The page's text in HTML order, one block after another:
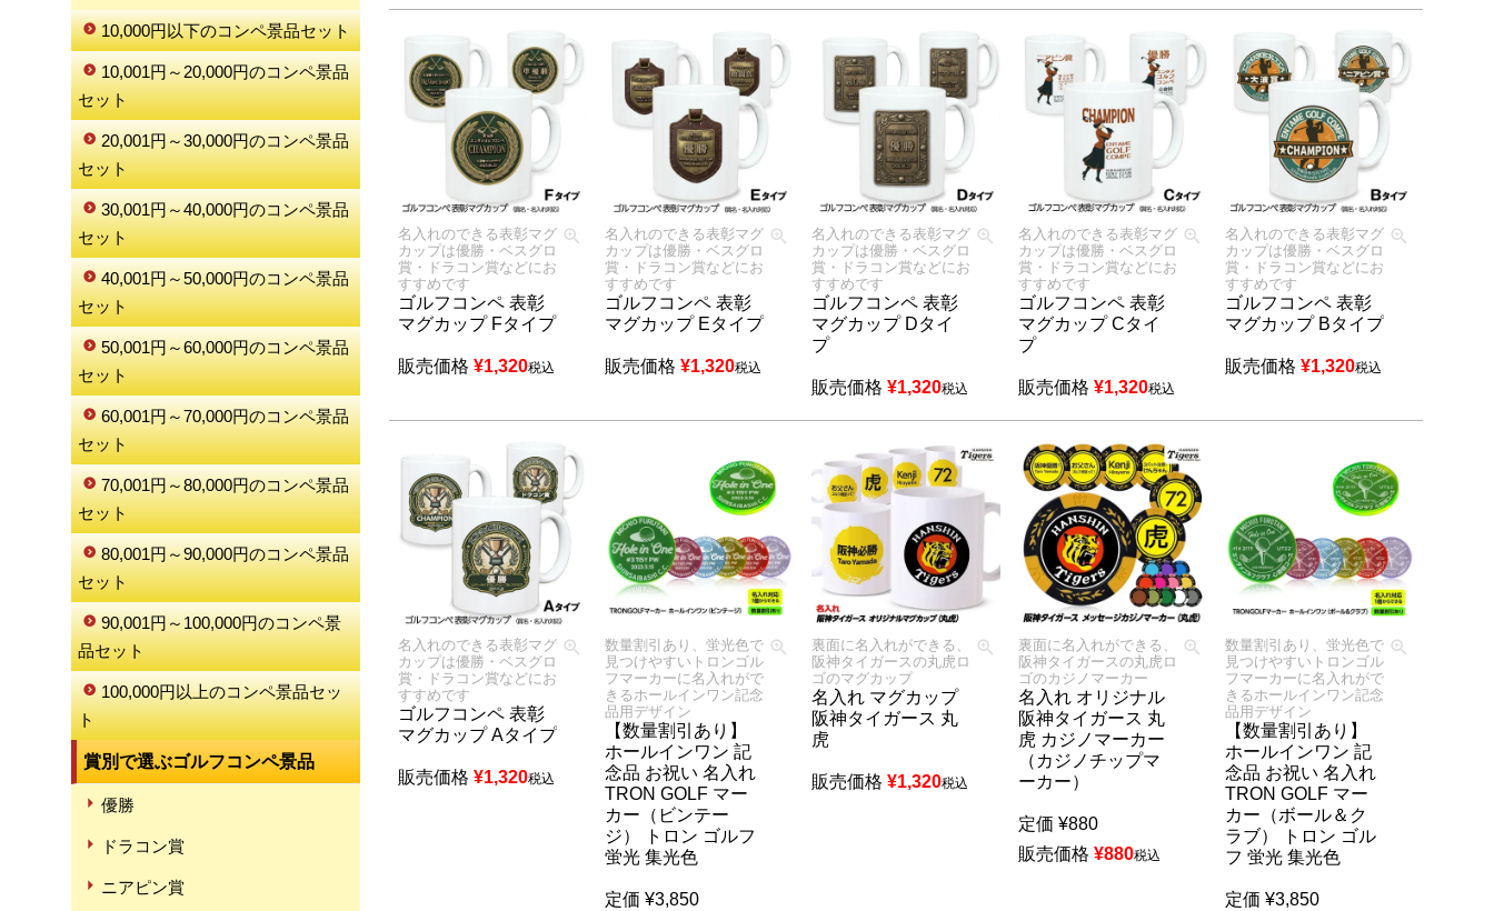
10,000円以下のコンペ景品セット
10,001円～20,000円のコンペ景品
セット
20,001円～30,000円のコンペ景品
セット
30,001円～40,000円のコンペ景品
セット
40,001円～50,000円のコンペ景品
セット
50,001円～60,000円のコンペ景品
セット
60,001円～70,000円のコンペ景品
セット
70,001円～80,000円のコンペ景品
セット
80,001円～90,000円のコンペ景品
セット
90,001円～100,000円のコンペ景
品セット
100,000円以上のコンペ景品セッ
ト
賞別で選ぶゴルフコンペ景品
優勝
ドラコン賞
ニアピン賞
名入れのできる表彰マグ
カップは優勝・ベスグロ
賞・ドラコン賞などにお
すすめです
ゴルフコンペ 表彰
マグカップ Fタイプ
販売価格 ¥1,320税込
名入れのできる表彰マグ
カップは優勝・ベスグロ
賞・ドラコン賞などにお
すすめです
ゴルフコンペ 表彰
マグカップ Eタイプ
販売価格 ¥1,320税込
名入れのできる表彰マグ
カップは優勝・ベスグロ
賞・ドラコン賞などにお
すすめです
ゴルフコンペ 表彰
マグカップ Dタイ
プ
販売価格 ¥1,320税込
名入れのできる表彰マグ
カップは優勝・ベスグロ
賞・ドラコン賞などにお
すすめです
ゴルフコンペ 表彰
マグカップ Cタイ
プ
販売価格 ¥1,320税込
名入れのできる表彰マグ
カップは優勝・ベスグロ
賞・ドラコン賞などにお
すすめです
ゴルフコンペ 表彰
マグカップ Bタイプ
販売価格 ¥1,320税込
名入れのできる表彰マグ
カップは優勝・ベスグロ
賞・ドラコン賞などにお
すすめです
ゴルフコンペ 表彰
マグカップ Aタイプ
販売価格 ¥1,320税込
数量割引あり、蛍光色で
見つけやすいトロンゴル
フマーカーに名入れがで
きるホールインワン記念
品用デザイン
【数量割引あり】
ホールインワン 記
念品 お祝い 名入れ
TRON GOLF マー
カー（ビンテー
ジ） トロン ゴルフ
蛍光 集光色
定価 ¥3,850
裏面に名入れができる、
阪神タイガースの丸虎ロ
ゴのマグカップ
名入れ マグカップ
阪神タイガース 丸
虎
販売価格 ¥1,320税込
裏面に名入れができる、
阪神タイガースの丸虎ロ
ゴのカジノマーカー
名入れ オリジナル
阪神タイガース 丸
虎 カジノマーカー
（カジノチップマ
ーカー）
定価 ¥880
販売価格 ¥880税込
数量割引あり、蛍光色で
見つけやすいトロンゴル
フマーカーに名入れがで
きるホールインワン記念
品用デザイン
【数量割引あり】
ホールインワン 記
念品 お祝い 名入れ
TRON GOLF マー
カー（ボール＆ク
ラブ） トロン ゴル
フ 蛍光 集光色
定価 ¥3,850